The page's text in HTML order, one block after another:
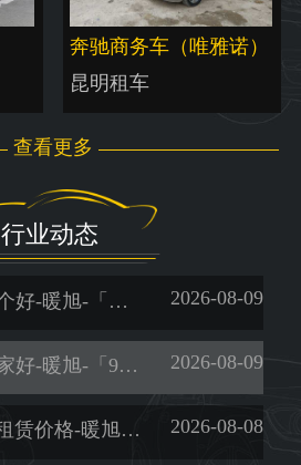
奔驰商务车（唯雅诺）
昆明租车
查看更多
行业动态
云南本地租车哪个好-暖旭-「昆明租车公司价格表」 2026-08-09
云南本地租车哪家好-暖旭-「9座商务车租赁」 2026-08-09
云南@假期汽车租赁价格-暖旭-「租车网」 2026-08-08